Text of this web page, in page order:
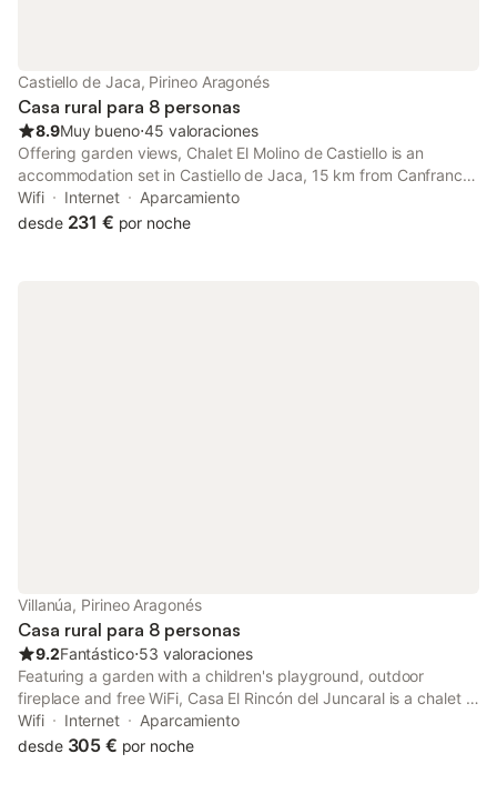
Castiello de Jaca, Pirineo Aragonés
Casa rural para 8 personas
8.9Muy bueno⋅45 valoraciones
Offering garden views, Chalet El Molino de Castiello is an
accommodation set in Castiello de Jaca, 15 km from Canfranc
Train Station and 30 km from Royal Monastery of San Juan de
la Peña.
Wifi Internet
Aparcamiento
desde 231 € por noche
Villanúa, Pirineo Aragonés
Casa rural para 8 personas
9.2Fantástico⋅53 valoraciones
Featuring a garden with a children's playground, outdoor
fireplace and free WiFi, Casa El Rincón del Juncaral is a chalet in
Villanúa. The air-conditioned accommodation is 11 km from
Canfranc Train Station.
Wifi Internet
Aparcamiento
desde 305 € por noche